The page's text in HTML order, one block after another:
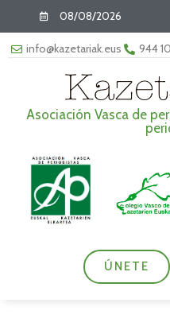
08/08/2026
info@kazetariak.eus 944
Asociación Vasca de
ÚNETE